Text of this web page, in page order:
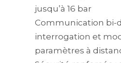
jusqu’à 16 bar
Communication bi-
interrogation et
paramètres à